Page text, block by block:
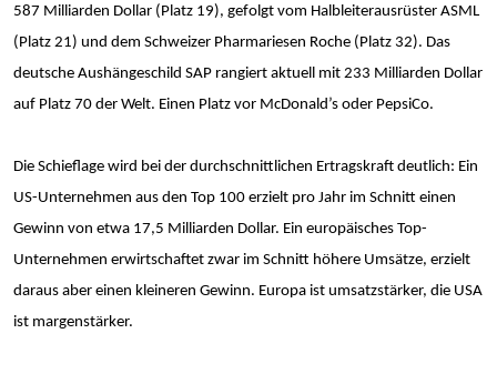
587 Milliarden Dollar (Platz 19), gefolgt vom Halbleiterausrüster ASML
(Platz 21) und dem Schweizer Pharmariesen Roche (Platz 32). Das
deutsche Aushängeschild SAP rangiert aktuell mit 233 Milliarden Dollar
auf Platz 70 der Welt. Einen Platz vor McDonald’s oder PepsiCo.
Die Schieflage wird bei der durchschnittlichen Ertragskraft deutlich: Ein
US-Unternehmen aus den Top 100 erzielt pro Jahr im Schnitt einen
Gewinn von etwa 17,5 Milliarden Dollar. Ein europäisches Top-
Unternehmen erwirtschaftet zwar im Schnitt höhere Umsätze, erzielt
daraus aber einen kleineren Gewinn. Europa ist umsatzstärker, die USA
ist margenstärker.